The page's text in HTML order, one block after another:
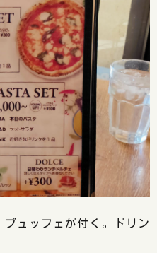
ュッフェが付く。ドリン